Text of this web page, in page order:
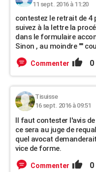
11 sept. 2016 à 11:20
contestez le retrait de 4
suivez à la lettre la
dans le formulaire
Sinon , au moindre ""
Commenter 0
Tisuisse
16 sept. 2016 à 09:51
Il faut contester l'avis
ce sera au juge de
quel avocat
vice de forme.
Commenter 0